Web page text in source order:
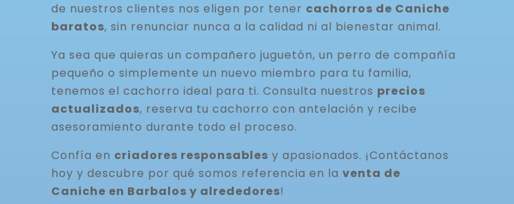
de nuestros clientes nos eligen por tener cachorros de Caniche
baratos, sin renunciar nunca a la calidad ni al bienestar animal.
Ya sea que quieras un compañero juguetón, un perro de compañía
pequeño o simplemente un nuevo miembro para tu familia,
tenemos el cachorro ideal para ti. Consulta nuestros precios
actualizados, reserva tu cachorro con antelación y recibe
asesoramiento durante todo el proceso.
Confía en criadores responsables y apasionados. ¡Contáctanos
hoy y descubre por qué somos referencia en la venta de
Caniche en Barbalos y alrededores!